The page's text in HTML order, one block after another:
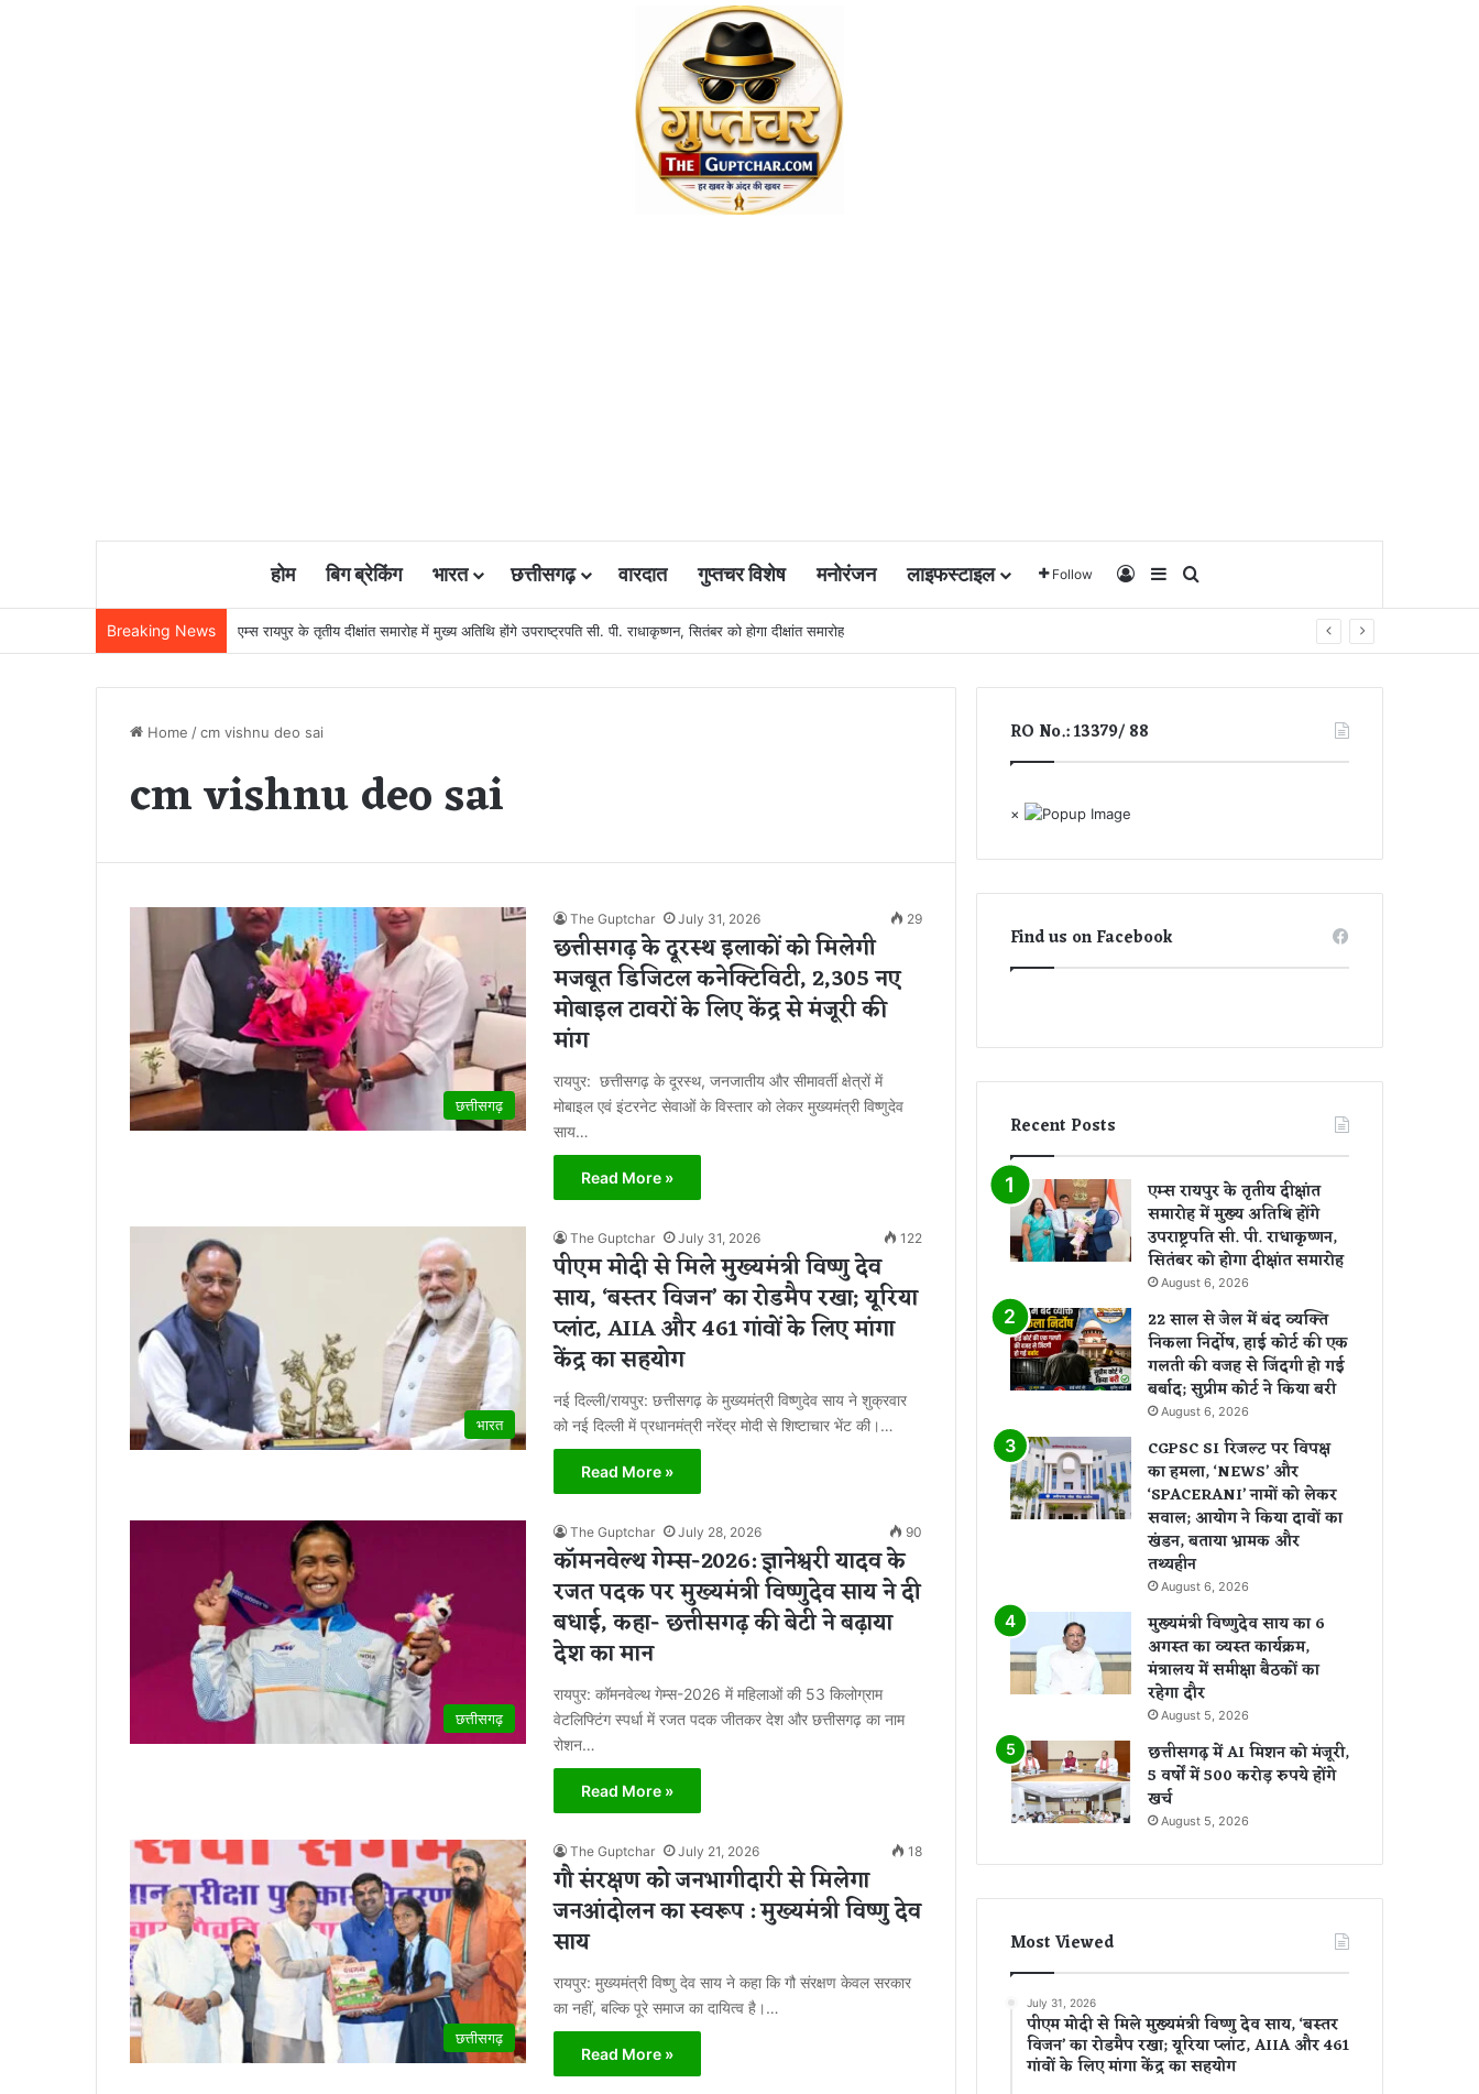
होम बिग ब्रेकिंग भारत छत्तीसगढ़ वारदात गुप्तचर विशेष मनोरंजन लाइफस्टाइल Follow Log InSidebar
Breaking News 22 साल से जेल में बंद व्यक्ति निकला निर्दोष, हाई कोर्ट की एक गलती की वजह से जिंदगी हो गई बर्बाद; सुप्रीम कोर्ट ने किया बरी
Home /cm vishnu deo sai
cm vishnu deo sai
छत्तीसगढ़
The Guptchar July 31, 2026 29
छत्तीसगढ़ के दूरस्थ इलाकों को मिलेगी
मजबूत डिजिटल कनेक्टिविटी, 2,305 नए
मोबाइल टावरों के लिए केंद्र से मंजूरी की
मांग
रायपुर: छत्तीसगढ़ के दूरस्थ, जनजातीय और सीमावर्ती क्षेत्रों में
मोबाइल एवं इंटरनेट सेवाओं के विस्तार को लेकर मुख्यमंत्री विष्णुदेव
साय…
Read More »
भारत
The Guptchar July 31, 2026 122
पीएम मोदी से मिले मुख्यमंत्री विष्णु देव
साय, ‘बस्तर विजन’ का रोडमैप रखा; यूरिया
प्लांट, AIIA और 461 गांवों के लिए मांगा
केंद्र का सहयोग
नई दिल्ली/रायपुर: छत्तीसगढ़ के मुख्यमंत्री विष्णुदेव साय ने शुक्रवार
को नई दिल्ली में प्रधानमंत्री नरेंद्र मोदी से शिष्टाचार भेंट की।…
Read More »
छत्तीसगढ़
The Guptchar July 28, 2026 90
कॉमनवेल्थ गेम्स-2026: ज्ञानेश्वरी यादव के
रजत पदक पर मुख्यमंत्री विष्णुदेव साय ने दी
बधाई, कहा- छत्तीसगढ़ की बेटी ने बढ़ाया
देश का मान
रायपुर: कॉमनवेल्थ गेम्स-2026 में महिलाओं की 53 किलोग्राम
वेटलिफ्टिंग स्पर्धा में रजत पदक जीतकर देश और छत्तीसगढ़ का नाम
रोशन…
Read More »
छत्तीसगढ़
The Guptchar July 21, 2026 18
गौ संरक्षण को जनभागीदारी से मिलेगा
जनआंदोलन का स्वरूप : मुख्यमंत्री विष्णु देव
साय
रायपुर: मुख्यमंत्री विष्णु देव साय ने कहा कि गौ संरक्षण केवल सरकार
का नहीं, बल्कि पूरे समाज का दायित्व है।…
Read More »
RO No.: 13379/ 88
×
Find us on Facebook
Recent Posts
एम्स रायपुर के तृतीय दीक्षांत
समारोह में मुख्य अतिथि होंगे
उपराष्ट्रपति सी. पी. राधाकृष्णन,
सितंबर को होगा दीक्षांत समारोह
August 6, 2026
22 साल से जेल में बंद व्यक्ति
निकला निर्दोष, हाई कोर्ट की एक
गलती की वजह से जिंदगी हो गई
बर्बाद; सुप्रीम कोर्ट ने किया बरी
August 6, 2026
CGPSC SI रिजल्ट पर विपक्ष
का हमला, ‘NEWS’ और
‘SPACERANI’ नामों को लेकर
सवाल; आयोग ने किया दावों का
खंडन, बताया भ्रामक और
तथ्यहीन
August 6, 2026
मुख्यमंत्री विष्णुदेव साय का 6
अगस्त का व्यस्त कार्यक्रम,
मंत्रालय में समीक्षा बैठकों का
रहेगा दौर
August 5, 2026
छत्तीसगढ़ में AI मिशन को मंजूरी,
5 वर्षों में 500 करोड़ रुपये होंगे
खर्च
August 5, 2026
Most Viewed
July 31, 2026
पीएम मोदी से मिले मुख्यमंत्री विष्णु देव साय, ‘बस्तर
विजन’ का रोडमैप रखा; यूरिया प्लांट, AIIA और 461
गांवों के लिए मांगा केंद्र का सहयोग